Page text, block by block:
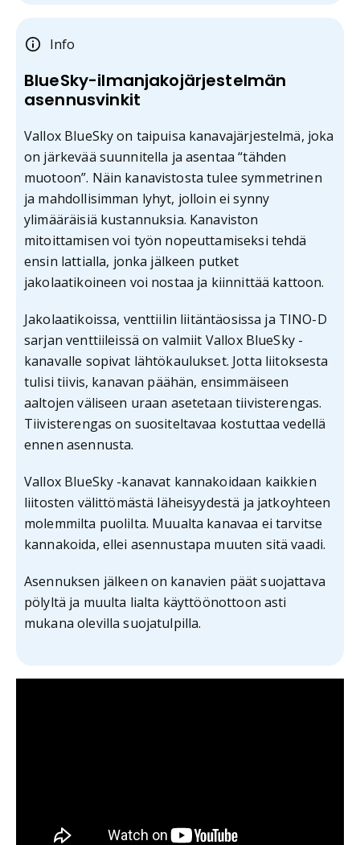
Info
BlueSky-ilmanjakojärjestelmän
asennusvinkit
Vallox BlueSky on taipuisa kanavajärjestelmä, joka
on järkevää suunnitella ja asentaa “tähden
muotoon”. Näin kanavistosta tulee symmetrinen
ja mahdollisimman lyhyt, jolloin ei synny
ylimääräisiä kustannuksia. Kanaviston
mitoittamisen voi työn nopeuttamiseksi tehdä
ensin lattialla, jonka jälkeen putket
jakolaatikoineen voi nostaa ja kiinnittää kattoon.
Jakolaatikoissa, venttiilin liitäntäosissa ja TINO-D
sarjan venttiileissä on valmiit Vallox BlueSky -
kanavalle sopivat lähtökaulukset. Jotta liitoksesta
tulisi tiivis, kanavan päähän, ensimmäiseen
aaltojen väliseen uraan asetetaan tiivisterengas.
Tiivisterengas on suositeltavaa kostuttaa vedellä
ennen asennusta.
Vallox BlueSky -kanavat kannakoidaan kaikkien
liitosten välittömästä läheisyydestä ja jatkoyhteen
molemmilta puolilta. Muualta kanavaa ei tarvitse
kannakoida, ellei asennustapa muuten sitä vaadi.
Asennuksen jälkeen on kanavien päät suojattava
pölyltä ja muulta lialta käyttöönottoon asti
mukana olevilla suojatulpilla.